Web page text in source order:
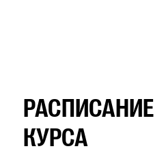
РАСПИСАНИЕ
КУРСА